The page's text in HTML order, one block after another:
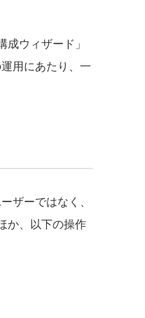
成ウィザード」
用にあたり、一
ザーではなく、
か、以下の操作